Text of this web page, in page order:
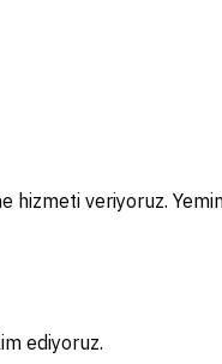
veriyoruz.
ediyoruz.